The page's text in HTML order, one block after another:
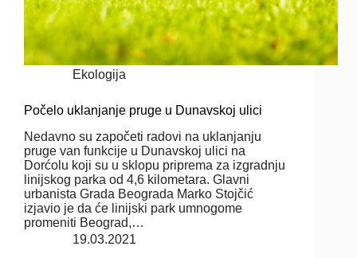
Ekologija
Počelo uklanjanje pruge u Dunavskoj ulici
Nedavno su započeti radovi na uklanjanju
pruge van funkcije u Dunavskoj ulici na
Dorćolu koji su u sklopu priprema za izgradnju
linijskog parka od 4,6 kilometara. Glavni
urbanista Grada Beograda Marko Stojčić
izjavio je da će linijski park umnogome
promeniti Beograd,…
19.03.2021